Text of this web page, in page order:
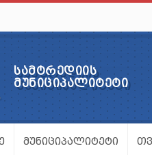
ᲡᲐᲛᲢᲠᲔᲓᲘᲘᲡ
ᲛᲣᲜᲘᲪᲘᲞᲐᲚᲘᲢᲔᲢᲘ
ᲛᲣᲜᲘᲪᲘᲞᲐᲚᲘᲢᲔᲢᲘ